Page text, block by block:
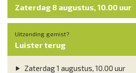
Zaterdag 8 augustus, 10.00 uur
Uitzending gemist?
Luister terug
Zaterdag 1 augustus, 10.00 uur